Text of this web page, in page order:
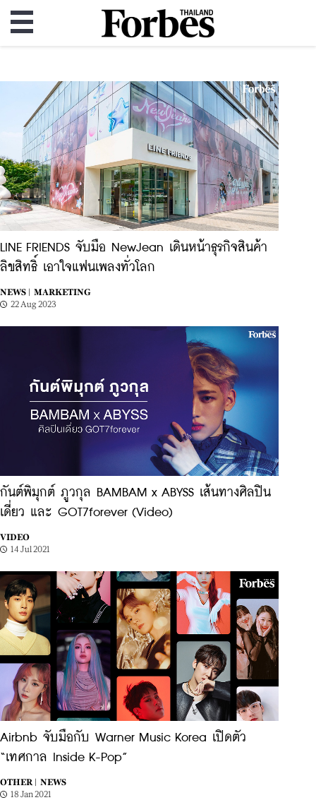
LINE FRIENDS จับมือ NewJean เดินหน้าธุรกิจสินค้า
ลิขสิทธิ์ เอาใจแฟนเพลงทั่วโลก
NEWS |
MARKETING
22 Aug 2023
กันต์พิมุกต์ ภูวกุล BAMBAM x ABYSS เส้นทางศิลปิน
เดี่ยว และ GOT7forever (Video)
VIDEO
14 Jul 2021
Airbnb จับมือกับ Warner Music Korea เปิดตัว
“เทศกาล Inside K-Pop”
OTHER |
NEWS
18 Jan 2021